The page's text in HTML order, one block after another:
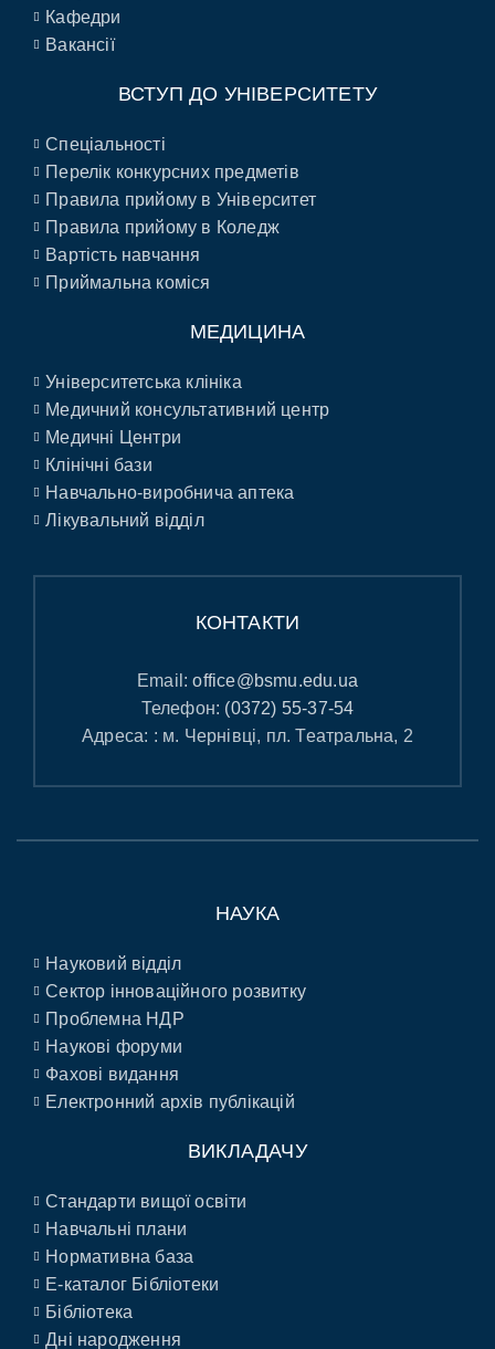
Кафедри
Вакансії
ВСТУП ДО УНІВЕРСИТЕТУ
Спеціальності
Перелік конкурсних предметів
Правила прийому в Університет
Правила прийому в Коледж
Вартість навчання
Приймальна коміся
МЕДИЦИНА
Університетська клініка
Медичний консультативний центр
Медичні Центри
Клінічні бази
Навчально-виробнича аптека
Лікувальний відділ
КОНТАКТИ
Email:office@bsmu.edu.ua
Телефон: (0372) 55-37-54
Адреса: : м. Чернівці, пл. Театральна, 2
НАУКА
Науковий відділ
Сектор інноваційного розвитку
Проблемна НДР
Наукові форуми
Фахові видання
Електронний архів публікацій
ВИКЛАДАЧУ
Стандарти вищої освіти
Навчальні плани
Нормативна база
E-каталог Бібліотеки
Бібліотека
Дні народження